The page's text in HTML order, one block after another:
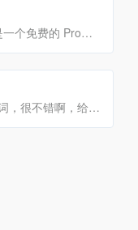
PromptHero 同样是一个免费的 Prompt 搜索引擎
卖各种Prompt提示词，很不错啊，给各种工种的人提供了很多Prompt的方案